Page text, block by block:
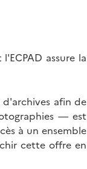
assure la
d'archives afin de
— est
à un ensemble
cette offre en